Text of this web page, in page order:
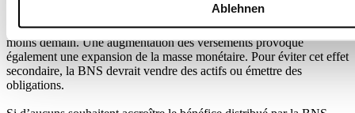
Ablehnen
précédemment, cela n’allégerait les finances cantonales et fédérales
qu’en apparence, car distribuer plus aujourd’hui, c’est distribuer
moins demain. Une augmentation des versements provoque
également une expansion de la masse monétaire. Pour éviter cet effet
secondaire, la BNS devrait vendre des actifs ou émettre des
obligations.